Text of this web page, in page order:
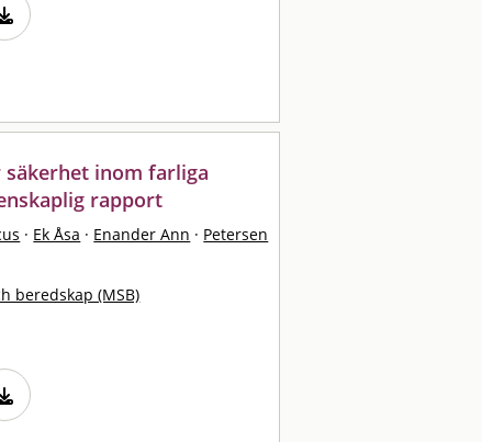
inom farliga
rapport
· Ek Åsa · Enander Ann · Petersen
beredskap (MSB)